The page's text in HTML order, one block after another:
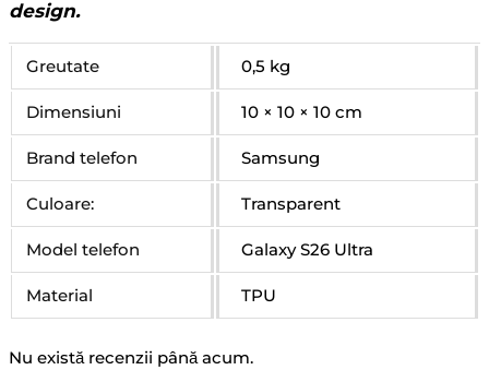
design.
Greutate 0,5 kg
Dimensiuni 10 × 10 × 10 cm
Brand telefon Samsung
Culoare: Transparent
Model telefon Galaxy S26 Ultra
Material TPU
Nu există recenzii până acum.